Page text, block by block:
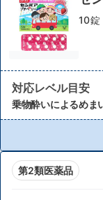
10錠
対応レベル目安
乗物酔いによるめま
第2類医薬品